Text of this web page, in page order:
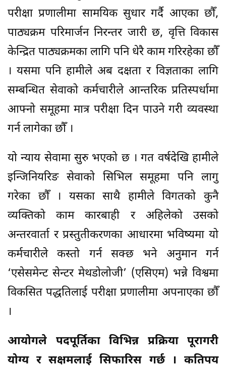
परीक्षा प्रणालीमा सामयिक सुधार गर्दै आएका छौँ,
पाठ्यक्रम परिमार्जन निरन्तर जारी छ, वृत्ति विकास
केन्द्रित पाठ्यक्रमका लागि पनि धेरै काम गरिरहेका छौँ
। यसमा पनि हामीले अब दक्षता र विज्ञताका लागि
सम्बन्धित सेवाको कर्मचारीले आन्तरिक प्रतिस्पर्धामा
आफ्नो समूहमा मात्र परीक्षा दिन पाउने गरी व्यवस्था
गर्न लागेका छौँ ।
यो न्याय सेवामा सुरु भएको छ । गत वर्षदेखि हामीले
इन्जिनियरिङ सेवाको सिभिल समूहमा पनि लागु
गरेका छौँ । यसका साथै हामीले विगतको कुनै
व्यक्तिको काम कारबाही र अहिलेको उसको
अन्तरवार्ता र प्रस्तुतीकरणका आधारमा भविष्यमा यो
कर्मचारीले कस्तो गर्न सक्छ भने अनुमान गर्न
‘एसेसमेन्ट सेन्टर मेथडोलोजी’ (एसिएम) भन्ने विश्वमा
विकसित पद्धतिलाई परीक्षा प्रणालीमा अपनाएका छौँ
।
आयोगले पदपूर्तिका विभिन्न प्रक्रिया पूरागरी
योग्य र सक्षमलाई सिफारिस गर्छ । कतिपय